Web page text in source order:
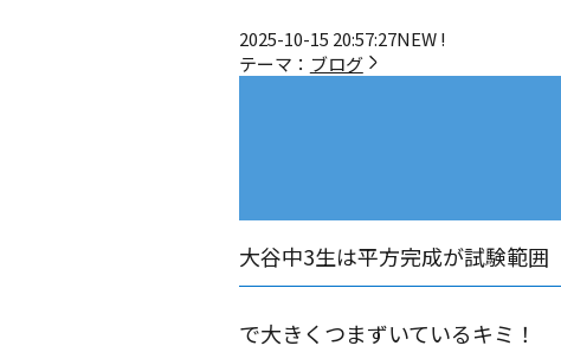
2025-10-15 20:57:27NEW !
テーマ： ブログ
大谷中3生は平方完成が試験範囲
で大きくつまずいているキミ！